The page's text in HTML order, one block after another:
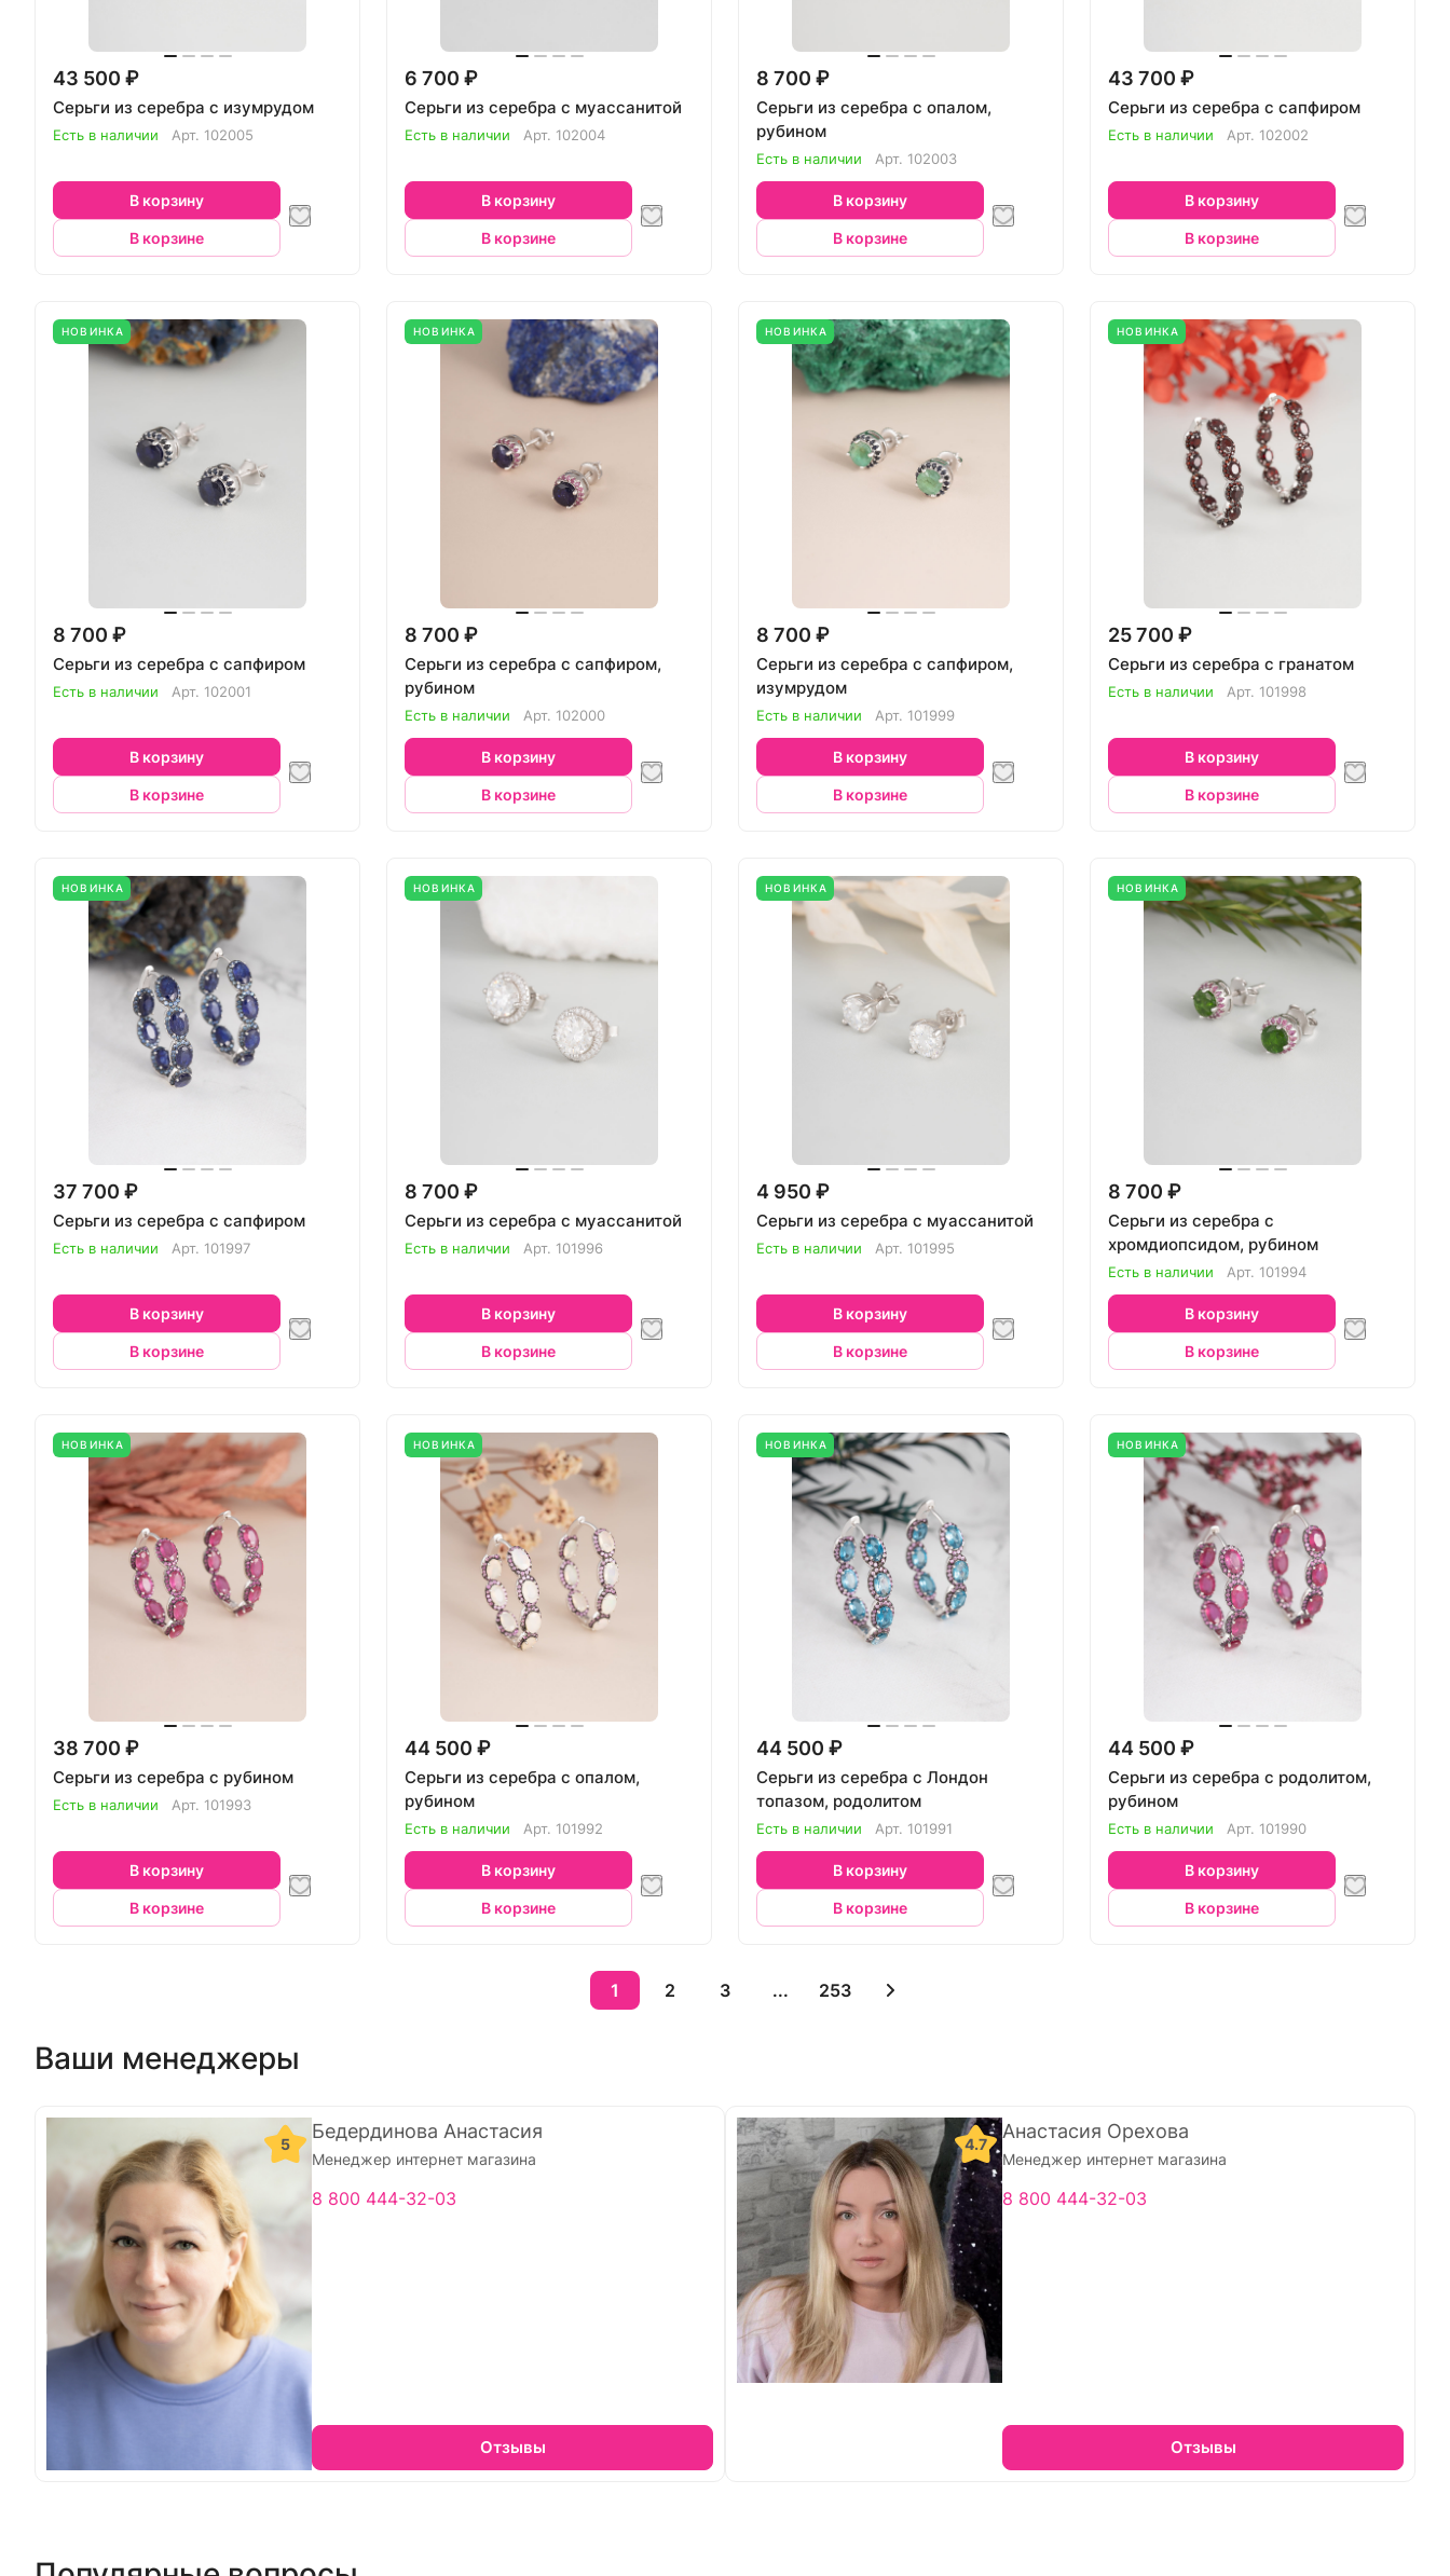
43 500 ₽
Серьги из серебра с изумрудом
Есть в наличии Арт. 102005
В корзину
В корзине
6 700 ₽
Серьги из серебра с муассанитой
Есть в наличии Арт. 102004
В корзину
В корзине
8 700 ₽
Серьги из серебра с опалом,
рубином
Есть в наличии Арт. 102003
В корзину
В корзине
43 700 ₽
Серьги из серебра с сапфиром
Есть в наличии Арт. 102002
В корзину
В корзине
НОВИНКА
8 700 ₽
Серьги из серебра с сапфиром
Есть в наличии Арт. 102001
В корзину
В корзине
НОВИНКА
8 700 ₽
Серьги из серебра с сапфиром,
рубином
Есть в наличии Арт. 102000
В корзину
В корзине
НОВИНКА
8 700 ₽
Серьги из серебра с сапфиром,
изумрудом
Есть в наличии Арт. 101999
В корзину
В корзине
НОВИНКА
25 700 ₽
Серьги из серебра с гранатом
Есть в наличии Арт. 101998
В корзину
В корзине
НОВИНКА
37 700 ₽
Серьги из серебра с сапфиром
Есть в наличии Арт. 101997
В корзину
В корзине
НОВИНКА
8 700 ₽
Серьги из серебра с муассанитой
Есть в наличии Арт. 101996
В корзину
В корзине
НОВИНКА
4 950 ₽
Серьги из серебра с муассанитой
Есть в наличии Арт. 101995
В корзину
В корзине
НОВИНКА
8 700 ₽
Серьги из серебра с
хромдиопсидом, рубином
Есть в наличии Арт. 101994
В корзину
В корзине
НОВИНКА
38 700 ₽
Серьги из серебра с рубином
Есть в наличии Арт. 101993
В корзину
В корзине
НОВИНКА
44 500 ₽
Серьги из серебра с опалом,
рубином
Есть в наличии Арт. 101992
В корзину
В корзине
НОВИНКА
44 500 ₽
Серьги из серебра с Лондон
топазом, родолитом
Есть в наличии Арт. 101991
В корзину
В корзине
НОВИНКА
44 500 ₽
Серьги из серебра с родолитом,
рубином
Есть в наличии Арт. 101990
В корзину
В корзине
1 2 3 ... 253
Ваши менеджеры
5
Бедердинова Анастасия
Менеджер интернет магазина
8 800 444-32-03
Отзывы
4.7
Анастасия Орехова
Менеджер интернет магазина
8 800 444-32-03
Отзывы